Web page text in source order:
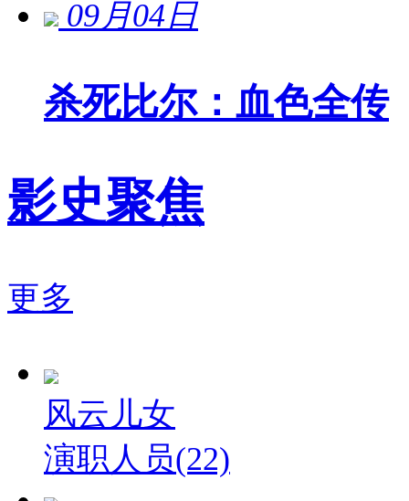
09月04日
杀死比尔：血色全传
影史聚焦
更多
风云儿女
演职人员(22)